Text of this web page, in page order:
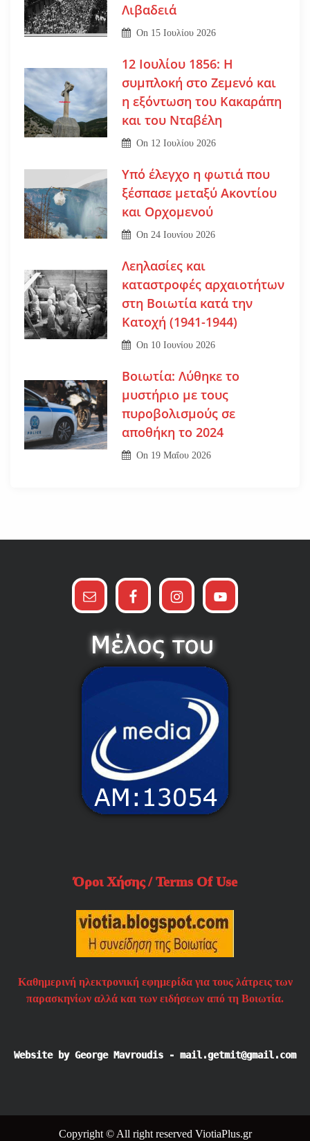
Λιβαδειά
On 15 Ιουλίου 2026
12 Ιουλίου 1856: Η
συμπλοκή στο Ζεμενό και
η εξόντωση του Κακαράπη
και του Νταβέλη
On 12 Ιουλίου 2026
Υπό έλεγχο η φωτιά που
ξέσπασε μεταξύ Ακοντίου
και Ορχομενού
On 24 Ιουνίου 2026
Λεηλασίες και
καταστροφές αρχαιοτήτων
στη Βοιωτία κατά την
Κατοχή (1941-1944)
On 10 Ιουνίου 2026
Βοιωτία: Λύθηκε το
μυστήριο με τους
πυροβολισμούς σε
αποθήκη το 2024
On 19 Μαΐου 2026
Όροι Χήσης / Terms Of Use
Καθημερινή ηλεκτρονική εφημερίδα για τους λάτρεις των
παρασκηνίων αλλά και των ειδήσεων από τη Βοιωτία.
Website by George Mavroudis - mail.getmit@gmail.com
Copyright © All right reserved ViotiaPlus.gr